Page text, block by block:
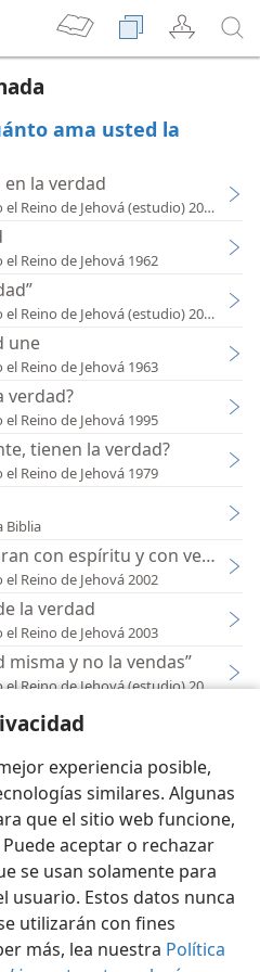
experiencia posible,
similares. Algunas
que el sitio web funcione,
aceptar o rechazar
se usan solamente para
usuario. Estos datos nunca
utilizarán con fines
más, lea nuestra Política
ama usted la
la verdad
Reino de Jehová (estudio) 2022
Reino de Jehová 1962
Reino de Jehová (estudio) 2018
une
Reino de Jehová 1963
verdad?
Reino de Jehová 1995
tienen la verdad?
Reino de Jehová 1979
Biblia
con espíritu y con verdad
Reino de Jehová 2002
la verdad
Reino de Jehová 2003
misma y no la vendas”
Reino de Jehová (estudio) 2018
Configuración
and Tract Society of Pennsylvania
Política de privacidad
JW.ORG Iniciar sesión